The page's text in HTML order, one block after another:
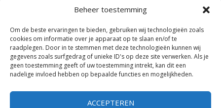
Beheer toestemming
Om de beste ervaringen te bieden, gebruiken wij technologieën zoals
cookies om informatie over je apparaat op te slaan en/of te
raadplegen. Door in te stemmen met deze technologieën kunnen wij
gegevens zoals surfgedrag of unieke ID's op deze site verwerken. Als je
geen toestemming geeft of uw toestemming intrekt, kan dit een
nadelige invloed hebben op bepaalde functies en mogelijkheden.
ACCEPTEREN